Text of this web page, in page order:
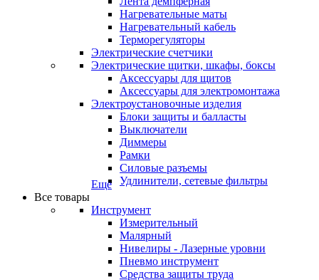
Нагревательные маты
Нагревательный кабель
Терморегуляторы
Электрические счетчики
Электрические щитки, шкафы, боксы
Аксессуары для щитов
Аксессуары для электромонтажа
Электроустановочные изделия
Блоки защиты и балласты
Выключатели
Диммеры
Рамки
Силовые разъемы
Удлинители, сетевые фильтры
Еще
Все товары
Инструмент
Измерительный
Малярный
Нивелиры - Лазерные уровни
Пневмо инструмент
Средства защиты труда